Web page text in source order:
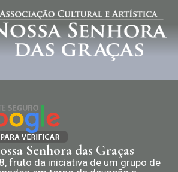
Senhora das Graças
fruto da iniciativa de um grupo de